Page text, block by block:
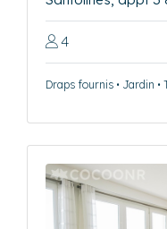
4
Draps fournis • Jardin •